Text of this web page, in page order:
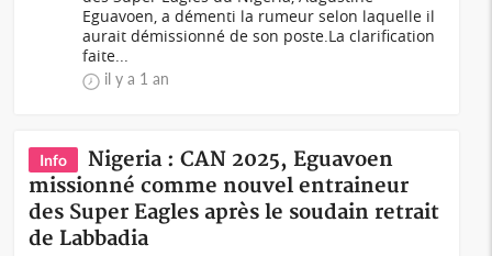
Eguavoen, a démenti la rumeur selon laquelle il
aurait démissionné de son poste.La clarification
faite...
il y a 1 an
Info
Nigeria : CAN 2025, Eguavoen
missionné comme nouvel entraineur
des Super Eagles après le soudain retrait
de Labbadia